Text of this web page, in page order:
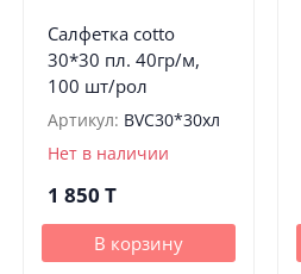
Салфетка cotto
30*30 пл. 40гр/м,
100 шт/рол
Артикул: BVС30*30хл
Нет в наличии
1 850 T
В корзину